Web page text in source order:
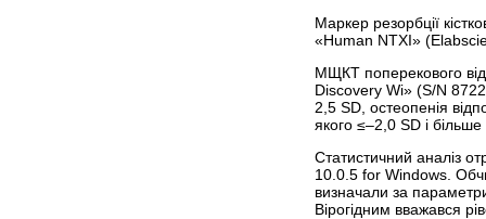
Маркер резорбції
«Human NTXI»
МЩКТ поперекового
Discovery Wi» (S/N
2,5 SD, остеопенія
якого ≤–2,0 SD і більше
Статистичний аналіз
10.0.5 for Windows.
визначали за
Вірогідним вважався